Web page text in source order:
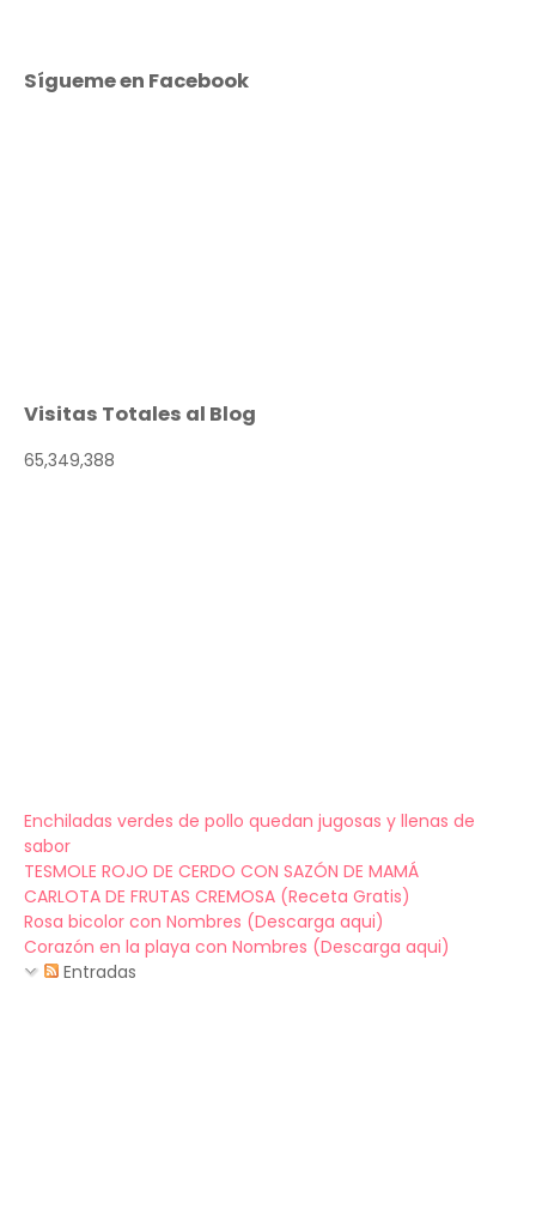
Sígueme en Facebook
Visitas Totales al Blog
65,349,388
Enchiladas verdes de pollo quedan jugosas y llenas de
sabor
TESMOLE ROJO DE CERDO CON SAZÓN DE MAMÁ
CARLOTA DE FRUTAS CREMOSA (Receta Gratis)
Rosa bicolor con Nombres (Descarga aqui)
Corazón en la playa con Nombres (Descarga aqui)
Entradas